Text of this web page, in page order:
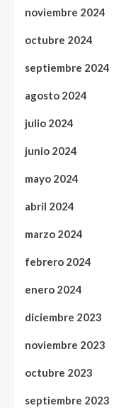
noviembre 2024
octubre 2024
septiembre 2024
agosto 2024
julio 2024
junio 2024
mayo 2024
abril 2024
marzo 2024
febrero 2024
enero 2024
diciembre 2023
noviembre 2023
octubre 2023
septiembre 2023